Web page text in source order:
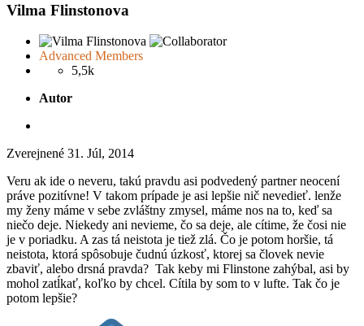
Vilma Flinstonova
Advanced Members
5,5k
Autor
Zverejnené 31. Júl, 2014
Veru ak ide o neveru, takú pravdu asi podvedený partner neocení
práve pozitívne! V takom prípade je asi lepšie nič nevedieť. lenže
my ženy máme v sebe zvláštny zmysel, máme nos na to, keď sa
niečo deje. Niekedy ani nevieme, čo sa deje, ale cítime, že čosi nie
je v poriadku. A zas tá neistota je tiež zlá. Čo je potom horšie, tá
neistota, ktorá spôsobuje čudnú úzkosť, ktorej sa človek nevie
zbaviť, alebo drsná pravda? Tak keby mi Flinstone zahýbal, asi by
mohol zatĺkať, koľko by chcel. Cítila by som to v lufte. Tak čo je
potom lepšie?